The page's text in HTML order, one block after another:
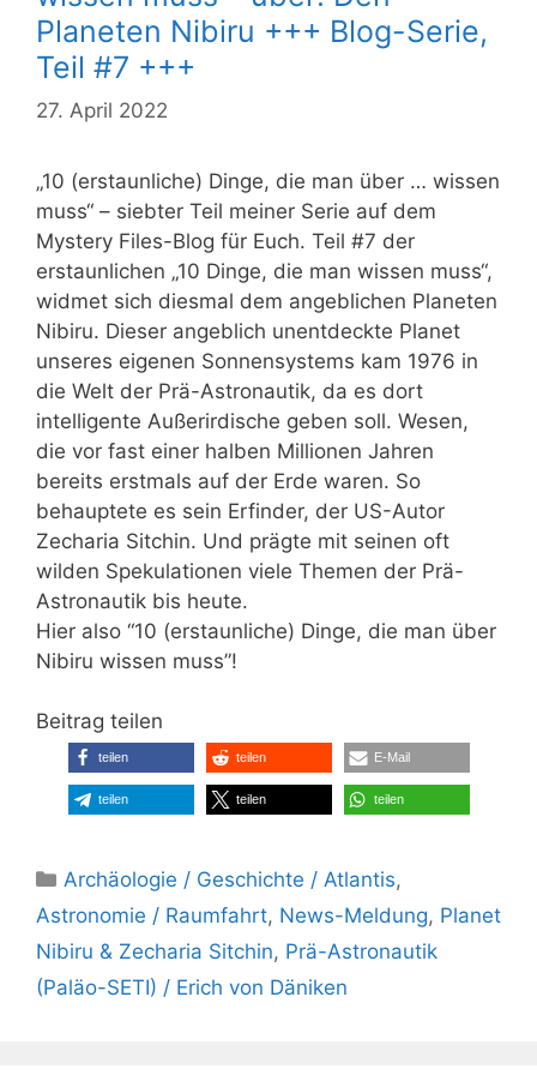
Planeten Nibiru +++ Blog-Serie,
Teil #7 +++
27. April 2022
„10 (erstaunliche) Dinge, die man über … wissen
muss“ – siebter Teil meiner Serie auf dem
Mystery Files-Blog für Euch. Teil #7 der
erstaunlichen „10 Dinge, die man wissen muss“,
widmet sich diesmal dem angeblichen Planeten
Nibiru. Dieser angeblich unentdeckte Planet
unseres eigenen Sonnensystems kam 1976 in
die Welt der Prä-Astronautik, da es dort
intelligente Außerirdische geben soll. Wesen,
die vor fast einer halben Millionen Jahren
bereits erstmals auf der Erde waren. So
behauptete es sein Erfinder, der US-Autor
Zecharia Sitchin. Und prägte mit seinen oft
wilden Spekulationen viele Themen der Prä-
Astronautik bis heute.
Hier also “10 (erstaunliche) Dinge, die man über
Nibiru wissen muss”!
Beitrag teilen
teilen teilen E-Mail
teilen teilen teilen
Kategorien
Archäologie / Geschichte / Atlantis,
Astronomie / Raumfahrt, News-Meldung, Planet
Nibiru & Zecharia Sitchin, Prä-Astronautik
(Paläo-SETI) / Erich von Däniken